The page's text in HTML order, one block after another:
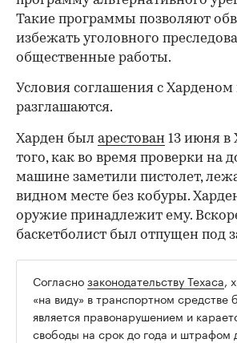
Такие программы позволяют
избежать уголовного
общественные работы.
Условия соглашения с Харденом
разглашаются.
00:00 / 00:00
Харден был арестован 13 июня в
того, как во время проверки на
машине заметили пистолет,
видном месте без кобуры.
оружие принадлежит ему.
баскетболист был отпущен под
Согласнозаконодательству Техаса,
«на виду» в транспортном средстве
является правонарушением и
свободы на срок до года и штрафом